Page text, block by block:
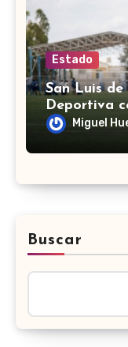
Estado
San Luis
Deportiva
EspigaMiguel
Buscar